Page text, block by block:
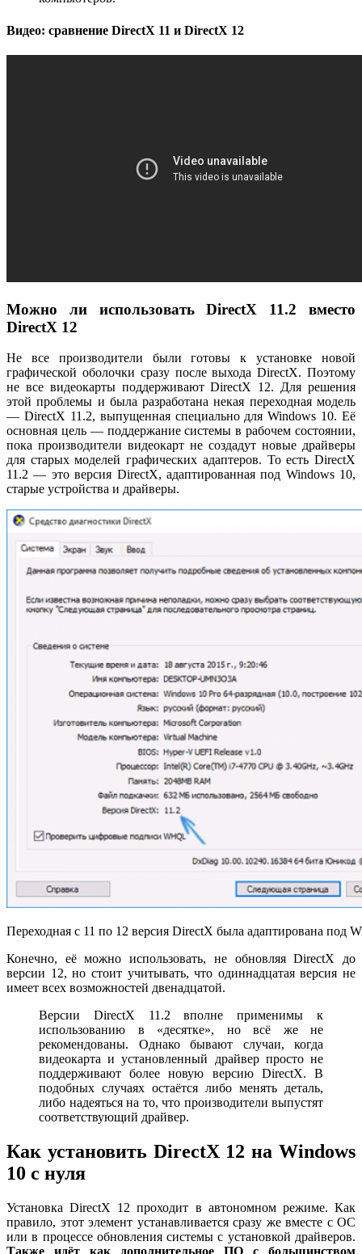
Видео: сравнение DirectX 11 и DirectX 12
Можно ли использовать DirectX 11.2 вместо
DirectX 12
Не все производители были готовы к установке новой
графической оболочки сразу после выхода DirectX. Поэтому
не все видеокарты поддерживают DirectX 12. Для решения
этой проблемы и была разработана некая переходная модель
— DirectX 11.2, выпущенная специально для Windows 10. Её
основная цель — поддержание системы в рабочем состоянии,
пока производители видеокарт не создадут новые драйверы
для старых моделей графических адаптеров. То есть DirectX
11.2 — это версия DirectX, адаптированная под Windows 10,
старые устройства и драйверы.
Переходная с 11 по 12 версия DirectX была адаптирована под
Конечно, её можно использовать, не обновляя DirectX до
версии 12, но стоит учитывать, что одиннадцатая версия не
имеет всех возможностей двенадцатой.
Версии DirectX 11.2 вполне применимы к
использованию в «десятке», но всё же не
рекомендованы. Однако бывают случаи, когда
видеокарта и установленный драйвер просто не
поддерживают более новую версию DirectX. В
подобных случаях остаётся либо менять деталь,
либо надеяться на то, что производители выпустят
соответствующий драйвер.
Как установить DirectX 12 на Windows
10 с нуля
Установка DirectX 12 проходит в автономном режиме. Как
правило, этот элемент устанавливается сразу же вместе с ОС
или в процессе обновления системы с установкой драйверов.
Также идёт как дополнительное ПО с большинством